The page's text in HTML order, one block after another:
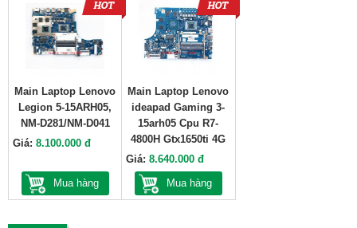
Main Laptop Lenovo
Legion 5-15ARH05,
NM-D281/NM-D041
Giá: 8.100.000 đ
Mua hàng
Main Laptop Lenovo
ideapad Gaming 3-
15arh05 Cpu R7-
4800H Gtx1650ti 4G
Giá:8.640.000 đ
Mua hàng